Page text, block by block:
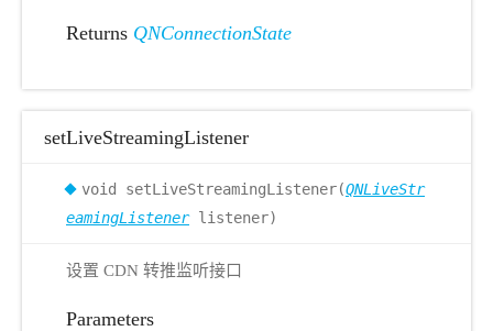
Returns QNConnectionState
setLiveStreamingListener
void setLiveStreamingListener(QNLiveStr
eamingListenerlistener)
设置 CDN 转推监听接口
Parameters